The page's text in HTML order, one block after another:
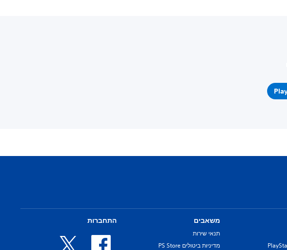
משאבים
תנאי שירות
מדיניות ביטולים PS Store
התחברות